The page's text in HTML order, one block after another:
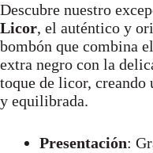
Descubre nuestro
Licor, el auténtico y
bombón que combina
extra negro con la
toque de licor, creando
y equilibrada.
Presentación: